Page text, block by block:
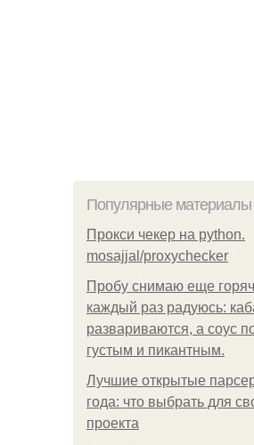
Популярные материалы
Прокси чекер на python.
mosajjal/proxychecker
Пробу снимаю еще
каждый раз радуюсь:
развариваются, а соус
густым и пикантным.
Лучшие открытые
года: что выбрать для
проекта